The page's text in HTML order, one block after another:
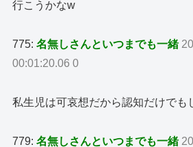
行こうかなw
775:名無しさんといつまでも一緒
00:01:20.06 0
私生児は可哀想だから認知だけでも
779:名無しさんといつまでも一緒